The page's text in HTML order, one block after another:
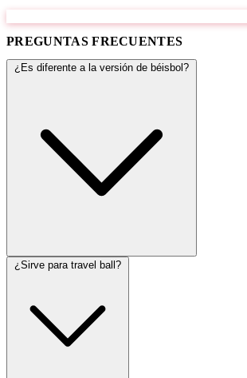
PREGUNTAS FRECUENTES
¿Es diferente a la versión de béisbol?
¿Sirve para travel ball?